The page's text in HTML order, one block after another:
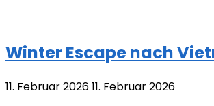
Winter Escape nach
11. Februar 202611. Februar 2026